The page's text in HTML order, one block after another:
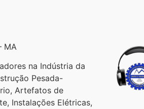
MA
na Indústria da
Pesada-
Artefatos de
Instalações Elétricas,